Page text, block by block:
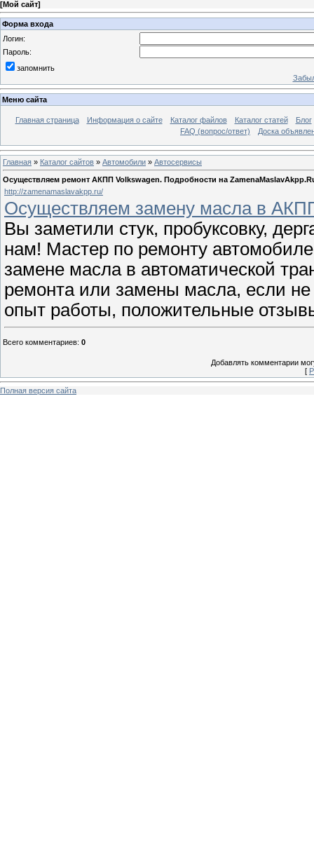
[Мой сайт]
Форма входа
Логин:
Пароль:
запомнить
Меню сайта
Главная страница Информация о сайте Каталог файлов Каталог статей
Блог
FAQ (вопрос/ответ)
Доска
Главная » Каталог сайтов » Автомобили » Автосервисы
Осуществляем ремонт АКПП Volkswagen. Подробности на
http://zamenamaslavakpp.ru/
Осуществляем замену масла в
Вы заметили стук, пробуксовку,
нам! Мастер по ремонту
замене масла в автоматической
ремонта или замены масла, если
опыт работы, положительные
Всего комментариев: 0
Добавлять комментарии
[
Полная версия сайта